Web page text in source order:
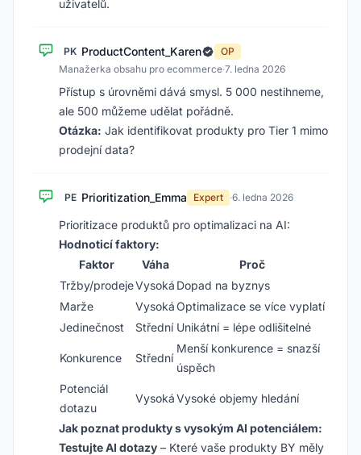
uživatelů.
PK ProductContent_Karen
OP
Manažerka obsahu pro ecommerce·7. ledna 2026
Přístup s úrovněmi dává smysl. 5 000 nestihneme,
ale 500 můžeme udělat pořádně.
Otázka: Jak identifikovat produkty pro Tier 1 mimo
prodejní data?
PE Prioritization_Emma Expert ·6. ledna 2026
Prioritizace produktů pro optimalizaci na AI:
Hodnoticí faktory:
Faktor
Váha
Proč
Tržby/prodejeVysoká Dopad na byznys
Marže
VysokáOptimalizace se více vyplatí
Jedinečnost
Střední Unikátní = lépe odlišitelné
Konkurence Střední
Menší konkurence = snazší
úspěch
Potenciál
dotazu
VysokáVysoké objemy hledání
Jak poznat produkty s vysokým AI potenciálem:
Testujte AI dotazy – Které vaše produkty BY měly